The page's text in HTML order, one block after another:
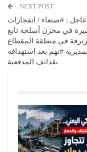
NEXT POST
عاجل : #صنعاء / انفجارات
في مخزن أسلحة تابع
في منطقة المقطاع
بمديرية #نهم بعد استهدافه
بقذائف المدفعية